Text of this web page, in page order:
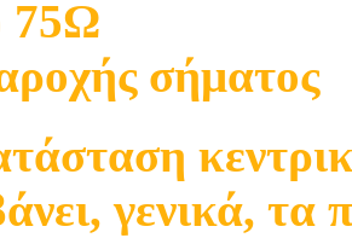
75Ω
σήματος
γενικά, τα